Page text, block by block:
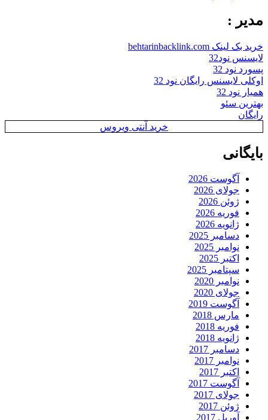
مدیر :
خرید بک لینک behtarinbacklink.com
لایسنس نود32
پسورد نود 32
اوکلی لایسنس رایگان نود 32
همیار نود 32
بهترین سئو
رایگان
خرید آنتی ویروس
بایگانی
آگوست 2026
جولای 2026
ژوئن 2026
فوریه 2026
ژانویه 2026
دسامبر 2025
نوامبر 2025
اکتبر 2025
سپتامبر 2025
نوامبر 2020
جولای 2020
آگوست 2019
مارس 2018
فوریه 2018
ژانویه 2018
دسامبر 2017
نوامبر 2017
اکتبر 2017
آگوست 2017
جولای 2017
ژوئن 2017
آوریل 2017